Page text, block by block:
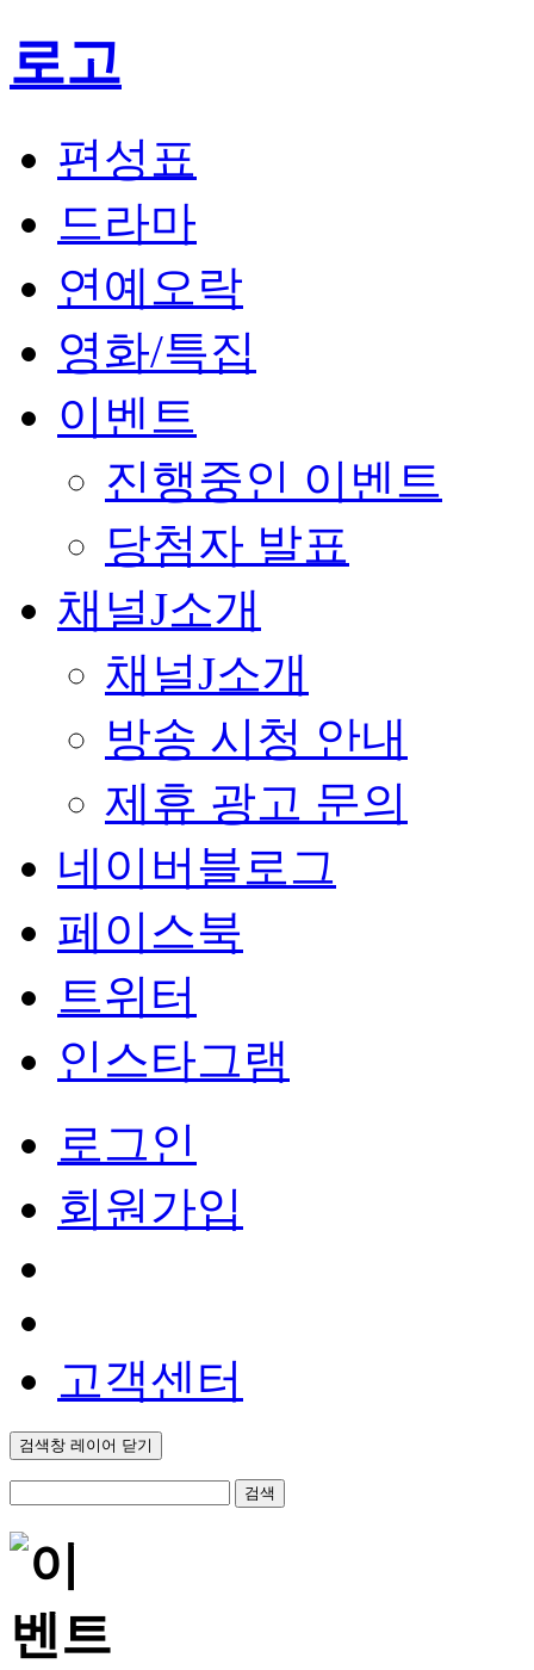
로고
편성표
드라마
연예오락
영화/특집
이벤트
진행중인 이벤트
당첨자 발표
채널J소개
채널J소개
방송 시청 안내
제휴 광고 문의
네이버블로그
페이스북
트위터
인스타그램
로그인
회원가입
고객센터
검색창 레이어 닫기
검색